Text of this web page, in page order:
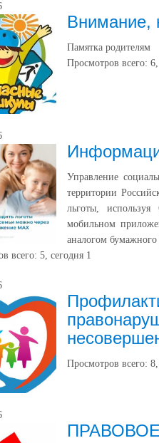
Внимание,
Памятка родителям
Просмотров всего: 6
Управление
территории
льготы,
мобильном
аналогом бумажного
всего: 5, сегодня 1
Просмотров всего: 8